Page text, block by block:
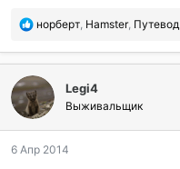
П
б
л
а
г
о
а
норберт, Hamster, Путевод
Legi4
Выживальщик
6 Апр 2014